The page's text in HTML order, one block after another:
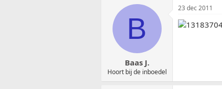
B
Baas J.
Hoort bij de inboedel
23 dec 2011